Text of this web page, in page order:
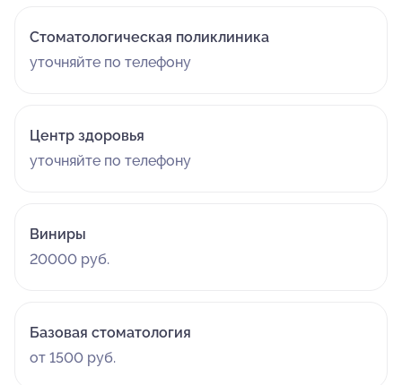
Стоматологическая поликлиника
уточняйте по телефону
Центр здоровья
уточняйте по телефону
Виниры
20000 руб.
Базовая стоматология
от 1500 руб.